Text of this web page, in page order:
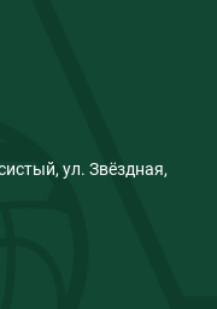
ул. Звёздная,